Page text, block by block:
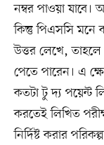
নম্বর পাওয়া
কিন্তু পিএসসি মনে
উত্তর লেখে, তাহলে
পেতে পারেন। এ
কতটা টু দ্য পয়েন্ট
করতেই লিখিত
নির্দিষ্ট করার